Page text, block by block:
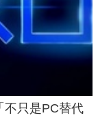
不只是PC替代